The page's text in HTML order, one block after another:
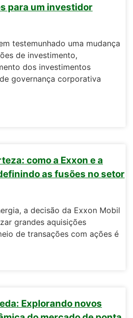
para um investidor
testemunhado uma mudança
de investimento,
dos investimentos
governança corporativa
como a Exxon e a
as fusões no setor
a decisão da Exxon Mobil
grandes aquisições
de transações com ações é
Explorando novos